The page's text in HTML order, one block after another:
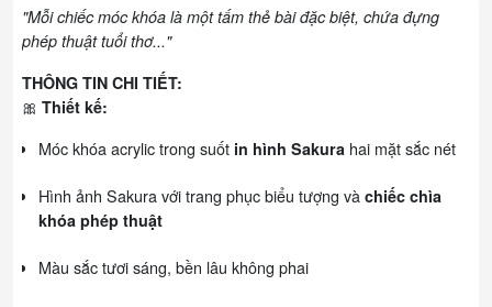
"Mỗi chiếc móc khóa là một tấm thẻ bài đặc biệt, chứa đựng
phép thuật tuổi thơ..."
THÔNG TIN CHI TIẾT:
🎀 Thiết kế:
Móc khóa acrylic trong suốt in hình Sakura hai mặt sắc nét
Hình ảnh Sakura với trang phục biểu tượng và chiếc chìa
khóa phép thuật
Màu sắc tươi sáng, bền lâu không phai